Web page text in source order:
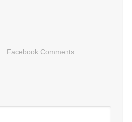
Facebook Comments